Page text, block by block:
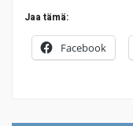
Jaa tämä:
Facebook